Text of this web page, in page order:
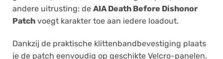
andere uitrusting: de AIA Death Before Dishonor
Patch voegt karakter toe aan iedere loadout.
Dankzij de praktische klittenbandbevestiging plaats
je de patch eenvoudig op geschikte Velcro-panelen.